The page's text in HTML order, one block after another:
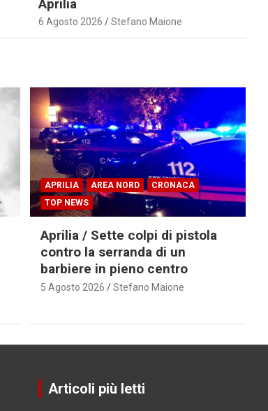
Aprilia
6 Agosto 2026 Stefano Maione
APRILIA AREA NORD
CRONACA
TOP NEWS
Aprilia / Sette colpi di pistola
contro la serranda di un
barbiere in pieno centro
5 Agosto 2026 Stefano Maione
Articoli più letti